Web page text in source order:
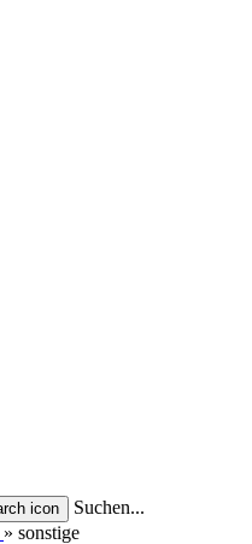
Suchen...
» sonstige